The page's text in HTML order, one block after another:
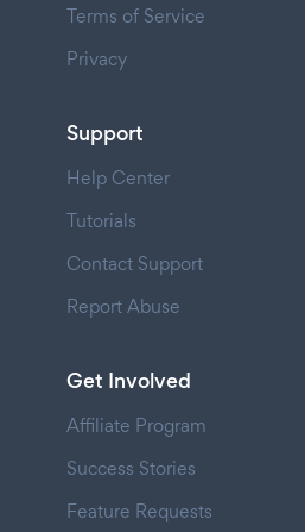
Terms of Service
Privacy
Support
Help Center
Tutorials
Contact Support
Report Abuse
Get Involved
Affiliate Program
Success Stories
Feature Requests